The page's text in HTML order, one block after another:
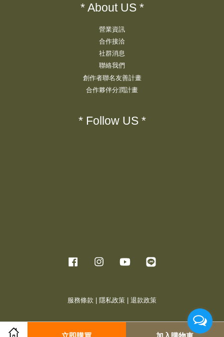
* About US *
營業資訊
合作接洽
社群消息
聯絡我們
創作者聯名友善計畫
合作夥伴分潤計畫
* Follow US *
Facebook Instagram YouTube
服務條款 隱私政策 退款政策